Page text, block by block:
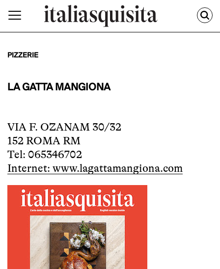
PIZZERIE
LA GATTA MANGIONA
VIA F. OZANAM 30/32
152 ROMA RM
Tel: 065346702
Internet: www.lagattamangiona.com